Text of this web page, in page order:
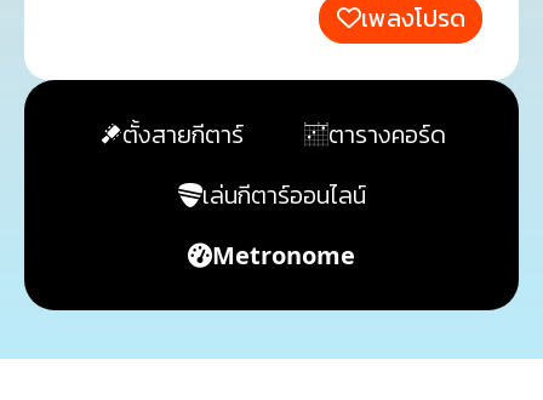
เพลงโปรด
ตั้งสายกีตาร์
ตารางคอร์ด
เล่นกีตาร์ออนไลน์
Metronome